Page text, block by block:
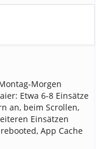
Morgen
Etwa 6-8 Einsätze
an, beim Scrollen,
Einsätzen
App Cache